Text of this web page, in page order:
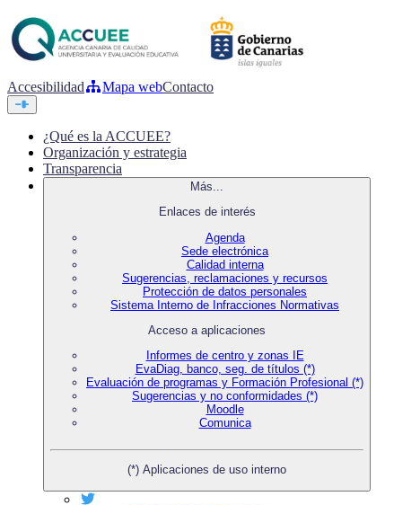
Accesibilidad Mapa webContacto
¿Qué es la ACCUEE?
Organización y estrategia
Transparencia
Más...
Enlaces de interés
Agenda
Sede electrónica
Calidad interna
Sugerencias, reclamaciones y recursos
Protección de datos personales
Sistema Interno de Infracciones Normativas
Acceso a aplicaciones
Informes de centro y zonas IE
EvaDiag, banco, seg. de títulos (*)
Evaluación de programas y Formación Profesional (*)
Sugerencias y no conformidades (*)
Moodle
Comunica
(*) Aplicaciones de uso interno